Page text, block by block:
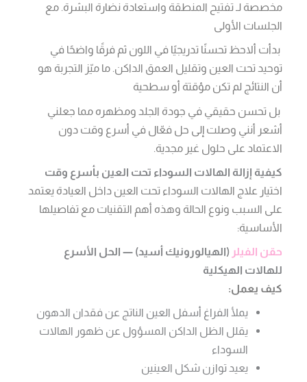
مخصصة لـ تفتيح المنطقة واستعادة نضارة البشرة. مع
الجلسات الأولى
بدأت ألاحظ تحسنًا تدريجيًا في اللون ثم فرقًا واضحًا في
توحيد تحت العين وتقليل العمق الداكن. ما ميّز التجربة هو
أن النتائج لم تكن مؤقتة أو سطحية
بل تحسن حقيقي في جودة الجلد ومظهره مما جعلني
أشعر أنني وصلت إلى حل فعّال في أسرع وقت دون
الاعتماد على حلول غير مجدية.
كيفية إزالة الهالات السوداء تحت العين بأسرع وقت
اختيار علاج الهالات السوداء تحت العين داخل العيادة يعتمد
على السبب ونوع الحالة وهذه أهم التقنيات مع تفاصيلها
الأساسية:
حقن الفيلر (الهيالورونيك أسيد) — الحل الأسرع
للهالات الهيكلية
كيف يعمل:
يملأ الفراغ أسفل العين الناتج عن فقدان الدهون
يقلل الظل الداكن المسؤول عن ظهور الهالات
السوداء
يعيد توازن شكل العينين